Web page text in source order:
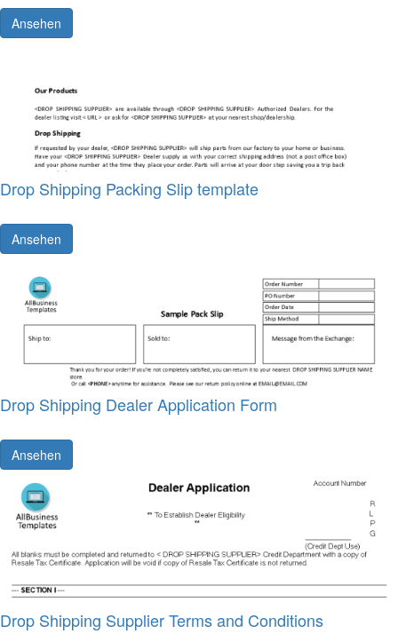
Ansehen
Drop Shipping Packing Slip template
Ansehen
Drop Shipping Dealer Application Form
Ansehen
Drop Shipping Supplier Terms and Conditions